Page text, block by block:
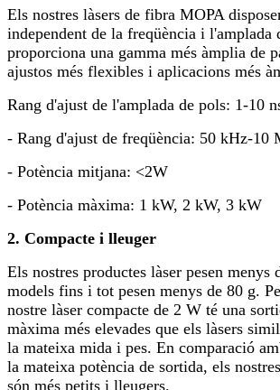
Els nostres làsers de fibra MOPA
independent de la freqüència i
proporciona una gamma més àmplia de
ajustos més flexibles i aplicacions més
Rang d'ajust de l'amplada de pols: 1-10
- Rang d'ajust de freqüència: 50 kHz-10
- Potència mitjana: <2W
- Potència màxima: 1 kW, 2 kW, 3 kW
2. Compacte i lleuger
Els nostres productes làser pesen menys
models fins i tot pesen menys de 80 g.
nostre làser compacte de 2 W té una
màxima més elevades que els làsers
la mateixa mida i pes. En comparació
la mateixa potència de sortida, els
són més petits i lleugers.